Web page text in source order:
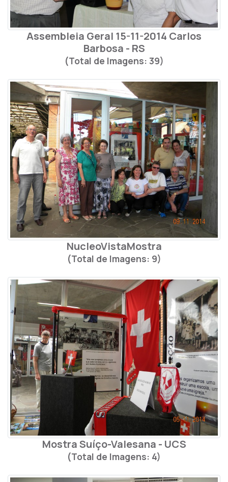
Assembleia Geral 15-11-2014 Carlos
Barbosa - RS
(Total de Imagens: 39)
NucleoVistaMostra
(Total de Imagens: 9)
Mostra Suíço-Valesana - UCS
(Total de Imagens: 4)